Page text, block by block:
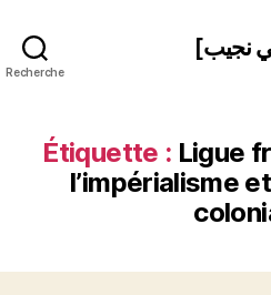
Recherche
Étiquette : Ligue
l’impérialisme